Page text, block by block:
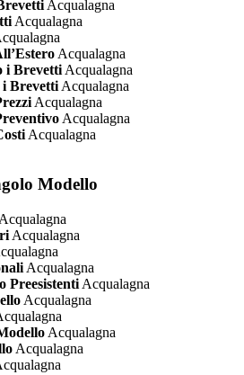
Acqualagna
Acqualagna
Acqualagna
i Brevetti Acqualagna
i Brevetti Acqualagna
Acqualagna
Acqualagna
Acqualagna
Modello
Acqualagna
Acqualagna
Acqualagna
Preesistenti Acqualagna
Acqualagna
Acqualagna
Acqualagna